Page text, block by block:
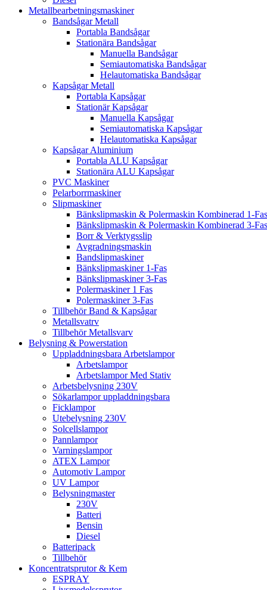
Metallbearbetningsmaskiner
Bandsågar Metall
Portabla Bandsågar
Stationära Bandsågar
Manuella Bandsågar
Semiautomatiska Bandsågar
Helautomatiska Bandsågar
Kapsågar Metall
Portabla Kapsågar
Stationär Kapsågar
Manuella Kapsågar
Semiautomatiska Kapsågar
Helautomatiska Kapsågar
Kapsågar Aluminium
Portabla ALU Kapsågar
Stationära ALU Kapsågar
PVC Maskiner
Pelarborrmaskiner
Slipmaskiner
Bänkslipmaskin & Polermaskin Kombinerad 1-Fas
Bänkslipmaskin & Polermaskin Kombinerad 3-Fas
Borr & Verktygsslip
Avgradningsmaskin
Bandslipmaskiner
Bänkslipmaskiner 1-Fas
Bänkslipmaskiner 3-Fas
Polermaskiner 1 Fas
Polermaskiner 3-Fas
Tillbehör Band & Kapsågar
Metallsvatrv
Tillbehör Metallsvarv
Belysning & Powerstation
Uppladdningsbara Arbetslampor
Arbetslampor
Arbetslampor Med Stativ
Arbetsbelysning 230V
Sökarlampor uppladdningsbara
Ficklampor
Utebelysning 230V
Solcellslampor
Pannlampor
Varningslampor
ATEX Lampor
Automotiv Lampor
UV Lampor
Belysningmaster
230V
Batteri
Bensin
Diesel
Batteripack
Tillbehör
Koncentratsprutor & Kem
ESPRAY